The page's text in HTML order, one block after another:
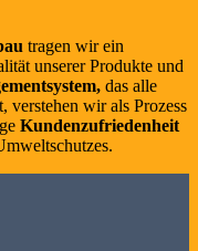
tragen wir ein
unserer Produkte und
das alle
verstehen wir als Prozess
Kundenzufriedenheit